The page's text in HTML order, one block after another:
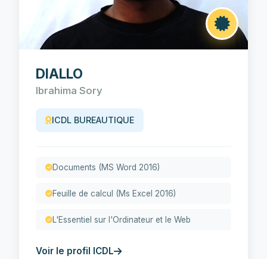
DIALLO
Ibrahima Sory
ICDL BUREAUTIQUE
Documents (MS Word 2016)
Feuille de calcul (Ms Excel 2016)
L'Essentiel sur l'Ordinateur et le Web
Voir le profil ICDL